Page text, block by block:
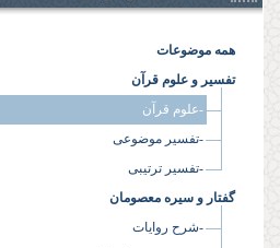
همه موضوعات
تفسیر و علوم قرآن
-علوم قرآن
-تفسیر موضوعی
-تفسیر ترتیبی
گفتار و سیره معصومان
-شرح روایات